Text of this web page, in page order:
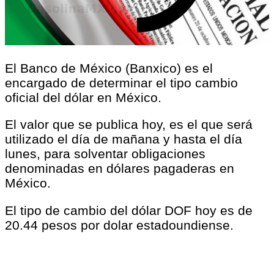
El Banco de México (Banxico) es el
encargado de determinar el tipo cambio
oficial del dólar en México.
El valor que se publica hoy, es el que será
utilizado el día de mañana y hasta el día
lunes, para solventar obligaciones
denominadas en dólares pagaderas en
México.
El tipo de cambio del dólar DOF hoy es de
20.44 pesos por dolar estadoundiense.